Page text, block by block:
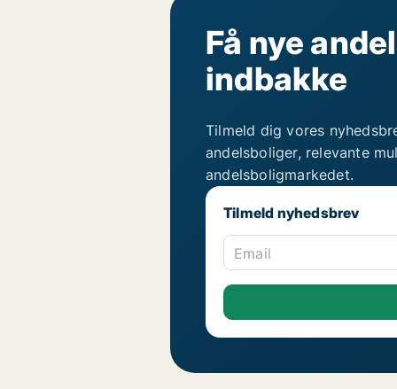
Få nye
indbakke
Tilmeld dig vores
andelsboliger, relevante
andelsboligmarkedet.
Tilmeld nyhedsbrev
Email